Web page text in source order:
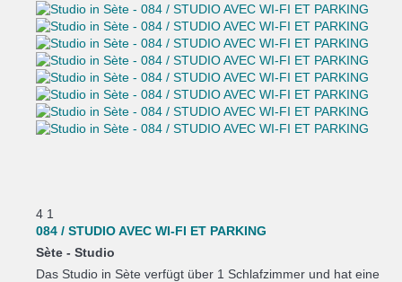
4 1
084 / STUDIO AVEC WI-FI ET PARKING
Sète - Studio
Das Studio in Sète verfügt über 1 Schlafzimmer und hat eine